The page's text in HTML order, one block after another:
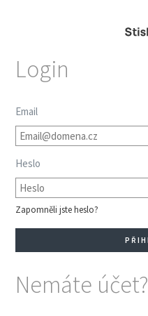
Login
Email
Heslo
Zapomněli jste heslo?
Nemáte účet?